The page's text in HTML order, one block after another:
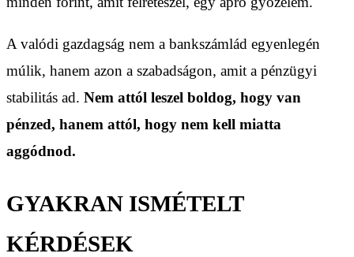
A valódi gazdagság nem a bankszámlád egyenlegén
múlik, hanem azon a szabadságon, amit a pénzügyi
stabilitás ad. Nem attól leszel boldog, hogy van
pénzed, hanem attól, hogy nem kell miatta
aggódnod.
GYAKRAN ISMÉTELT
KÉRDÉSEK